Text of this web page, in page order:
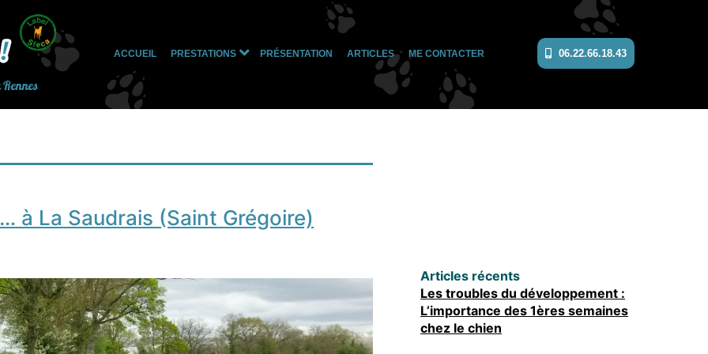
ACCUEIL PRESTATIONS
Ouvrir
menu
PRÉSENTATION ARTICLES ME CONTACTER 06.22.66.18.43
à La Saudrais (Saint Grégoire)
Articles récents
Les troubles du développement :
L’importance des 1ères semaines
chez le chien